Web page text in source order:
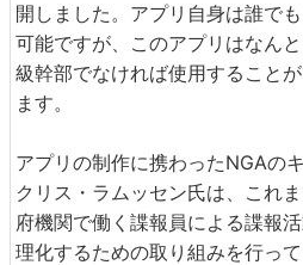
開しました。アプリ自身は誰で
可能ですが、このアプリはなん
級幹部でなければ使用すること
ます。
アプリの制作に携わったNGAの
クリス・ラムッセン氏は、これ
府機関で働く諜報員による諜報
理化するための取り組みを行っ